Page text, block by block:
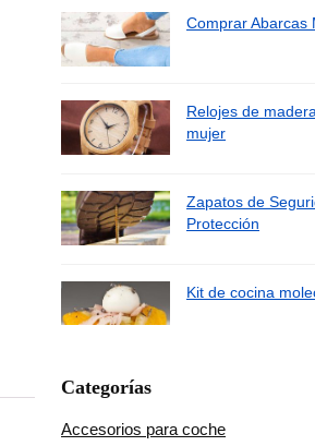
Comprar Abarcas
Relojes de
mujer
Zapatos de
Protección
Kit de cocina
Categorías
Accesorios para coche